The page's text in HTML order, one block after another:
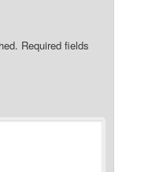
Required fields